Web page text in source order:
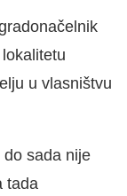
u vlasništvu
do sada nije
tada